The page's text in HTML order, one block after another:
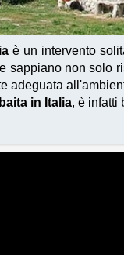
è un intervento
sappiano non solo
adeguata
in Italia, è infatti